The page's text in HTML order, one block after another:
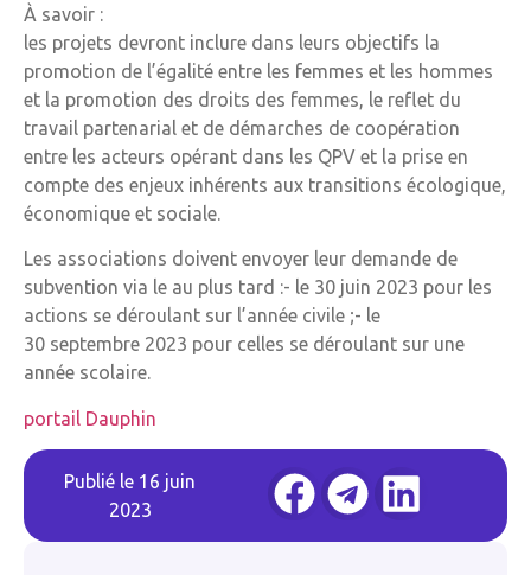
À savoir :
les projets devront inclure dans leurs objectifs la
promotion de l’égalité entre les femmes et les hommes
et la promotion des droits des femmes, le reflet du
travail partenarial et de démarches de coopération
entre les acteurs opérant dans les QPV et la prise en
compte des enjeux inhérents aux transitions écologique,
économique et sociale.
Les associations doivent envoyer leur demande de
subvention via le au plus tard :- le 30 juin 2023 pour les
actions se déroulant sur l’année civile ;- le
30 septembre 2023 pour celles se déroulant sur une
année scolaire.
portail Dauphin
Publié le 16 juin
2023